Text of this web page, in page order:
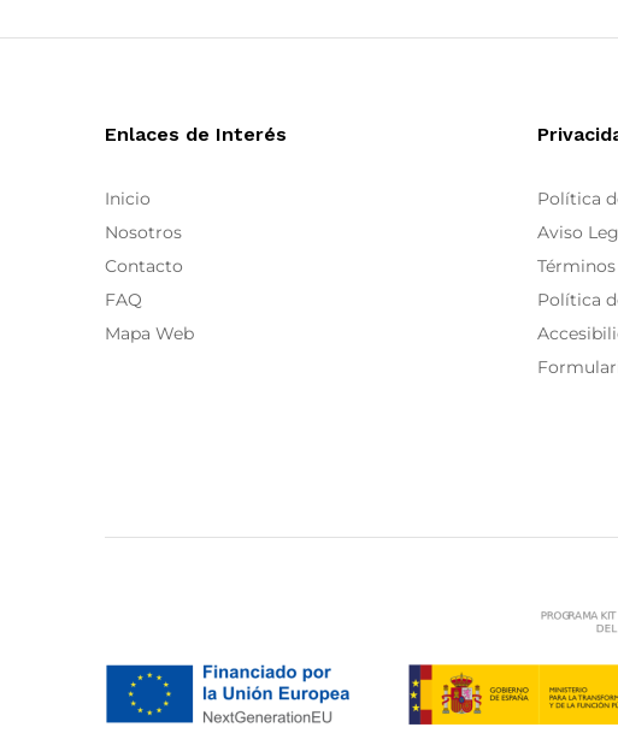
Ombra di Foglia
Enlaces de Interés
Inicio
Nosotros
Contacto
FAQ
Mapa Web
Política
Aviso
Política